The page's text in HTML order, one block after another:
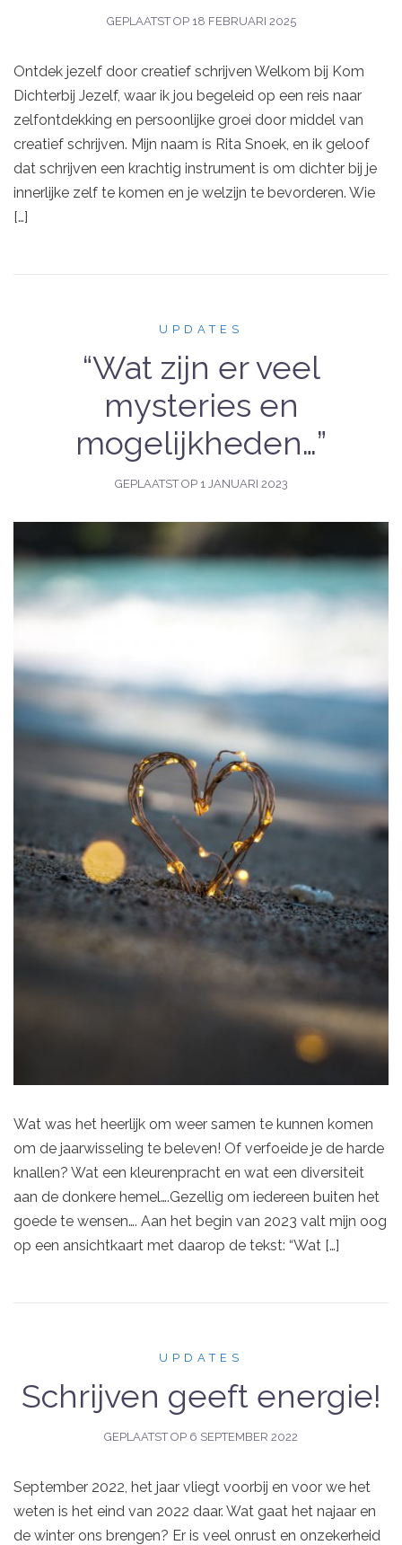
GEPLAATST OP 18 FEBRUARI 2025
Ontdek jezelf door creatief schrijven Welkom bij Kom
Dichterbij Jezelf, waar ik jou begeleid op een reis naar
zelfontdekking en persoonlijke groei door middel van
creatief schrijven. Mijn naam is Rita Snoek, en ik geloof
dat schrijven een krachtig instrument is om dichter bij je
innerlijke zelf te komen en je welzijn te bevorderen. Wie
[…]
UPDATES
“Wat zijn er veel
mysteries en
mogelijkheden…”
GEPLAATST OP 1 JANUARI 2023
Wat was het heerlijk om weer samen te kunnen komen
om de jaarwisseling te beleven! Of verfoeide je de harde
knallen? Wat een kleurenpracht en wat een diversiteit
aan de donkere hemel….Gezellig om iedereen buiten het
goede te wensen…. Aan het begin van 2023 valt mijn oog
op een ansichtkaart met daarop de tekst: “Wat […]
UPDATES
Schrijven geeft energie!
GEPLAATST OP 6 SEPTEMBER 2022
September 2022, het jaar vliegt voorbij en voor we het
weten is het eind van 2022 daar. Wat gaat het najaar en
de winter ons brengen? Er is veel onrust en onzekerheid